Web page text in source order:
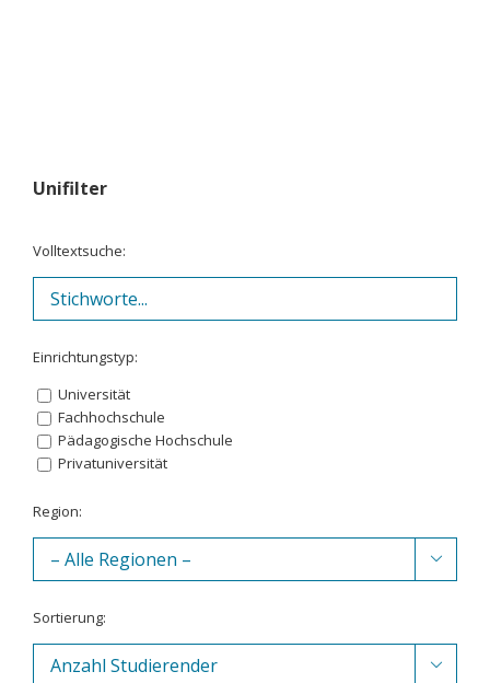
Unifilter
Volltextsuche:
Einrichtungstyp:
Universität
Fachhochschule
Pädagogische Hochschule
Privatuniversität
Region:

Sortierung:
